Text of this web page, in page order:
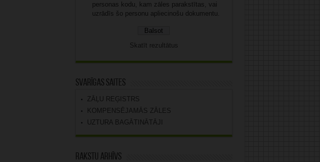
personas kodu, kam zāles parakstītas, vai
uzrādīs šo personu apliecinošu dokumentu.
Skatīt rezultātus
Svarīgas saites
ZĀĻU REĢISTRS
KOMPENSĒJAMĀS ZĀLES
UZTURA BAGĀTINĀTĀJI
Rakstu arhīvs